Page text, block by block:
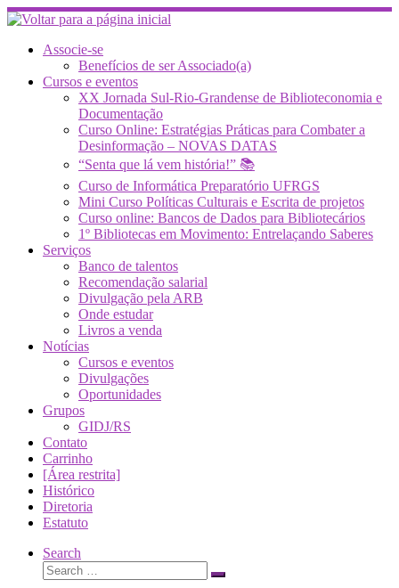
Skip
to
contentAssocie-se
Benefícios de ser Associado(a)
Cursos e eventos
XX Jornada Sul-Rio-Grandense de Biblioteconomia e
Documentação
Curso Online: Estratégias Práticas para Combater a
Desinformação – NOVAS DATAS
“Senta que lá vem história!” 📚
Curso de Informática Preparatório UFRGS
Mini Curso Políticas Culturais e Escrita de projetos
Curso online: Bancos de Dados para Bibliotecários
1º Bibliotecas em Movimento: Entrelaçando Saberes
Serviços
Banco de talentos
Recomendação salarial
Divulgação pela ARB
Onde estudar
Livros a venda
Notícias
Cursos e eventos
Divulgações
Oportunidades
Grupos
GIDJ/RS
Contato
Carrinho
[Área restrita]
Histórico
Diretoria
Estatuto
Search
Search
Search